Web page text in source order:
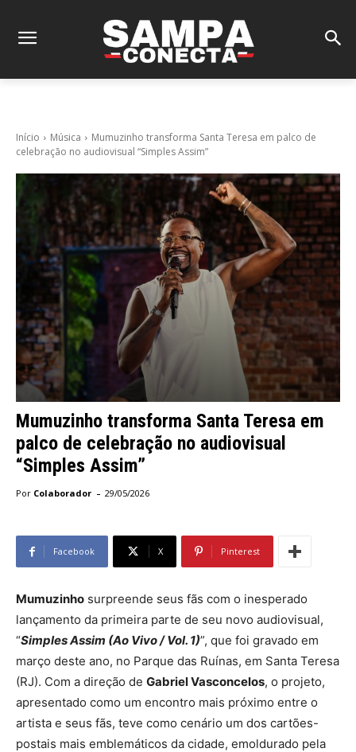
Início Música
Mumuzinho transforma Santa Teresa em palco de
celebração no audiovisual “Simples Assim”
Mumuzinho transforma Santa Teresa em
palco de celebração no audiovisual
“Simples Assim”
Por Colaborador - 29/05/2026
Facebook X Pinterest
Mumuzinho surpreende seus fãs com o inesperado
lançamento da primeira parte de seu novo audiovisual,
“Simples Assim (Ao Vivo / Vol. 1)”, que foi gravado em
março deste ano, no Parque das Ruínas, em Santa Teresa
(RJ). Com a direção de Gabriel Vasconcelos, o projeto,
apresentado como um encontro mais próximo entre o
artista e seus fãs, teve como cenário um dos cartões-
postais mais emblemáticos da cidade, emoldurado pela